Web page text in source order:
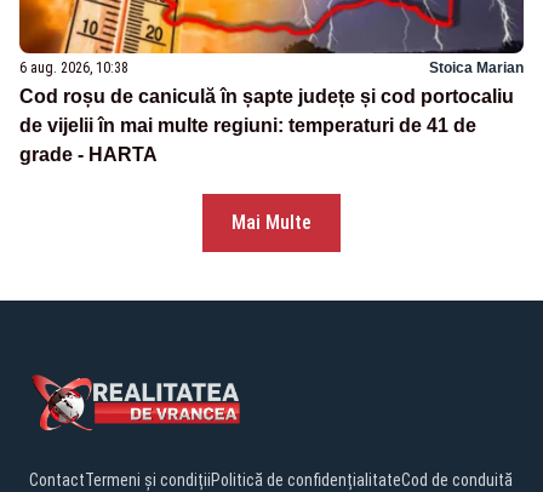
6 aug. 2026, 10:38 Stoica Marian
Cod roșu de caniculă în șapte județe și cod portocaliu
de vijelii în mai multe regiuni: temperaturi de 41 de
grade - HARTA
Mai Multe
ContactTermeni și condițiiPolitică de confidențialitateCod de conduită